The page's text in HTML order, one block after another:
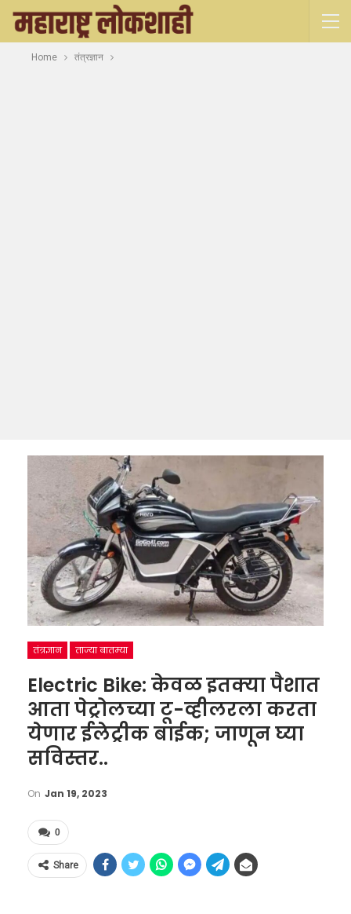
Home तंत्रज्ञान
तंत्रज्ञान ताज्या बातम्या
Electric Bike: केवळ इतक्या पैशात
आता पेट्रोलच्या टू-व्हीलरला करता
येणार ईलेट्रीक बाईक; जाणून घ्या
सविस्तर..
On Jan 19, 2023
0
Share